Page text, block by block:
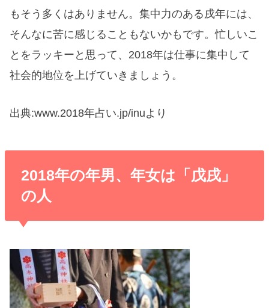
もそう多くはありません。集中力のある戌年には、
そんなに苦に感じることもないかもです。忙しいこ
とをラッキーと思って、2018年は仕事に集中して
社会的地位を上げていきましょう。
出典:www.2018年占い.jp/inuより
2018年の年男、年女は「戊戌」
の人